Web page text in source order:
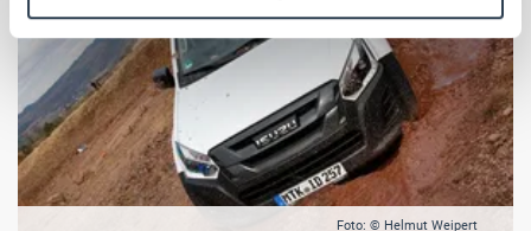
Weitere Informationen:Impressum Datenschutz
Foto: © Helmut Weipert